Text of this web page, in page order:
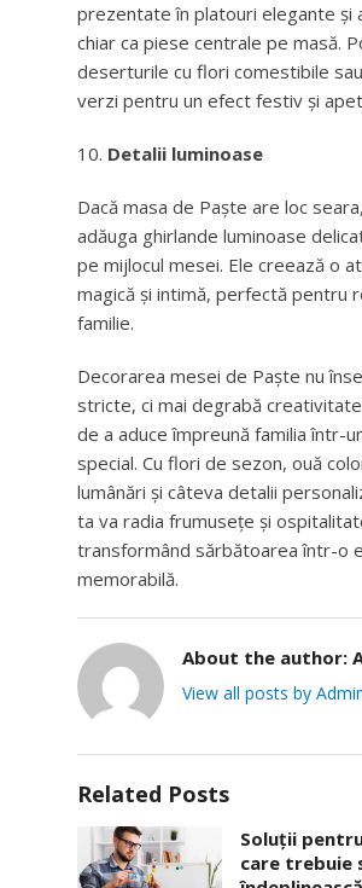
prezentate în platouri elegante și
chiar ca piese centrale pe masă.
deserturile cu flori comestibile
verzi pentru un efect festiv și
Detalii luminoase
Dacă masa de Paște are loc
adăuga ghirlande luminoase
pe mijlocul mesei. Ele creează o
magică și intimă, perfectă pentru
familie.
Decorarea mesei de Paște nu
stricte, ci mai degrabă
de a aduce împreună familia într-
special. Cu flori de sezon, ouă
lumânări și câteva detalii
ta va radia frumusețe și
transformând sărbătoarea într-o
memorabilă.
About the author:
View all posts by
Related Posts
Soluții
care trebuie